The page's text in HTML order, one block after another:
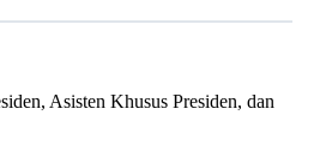
Asisten Khusus Presiden, dan